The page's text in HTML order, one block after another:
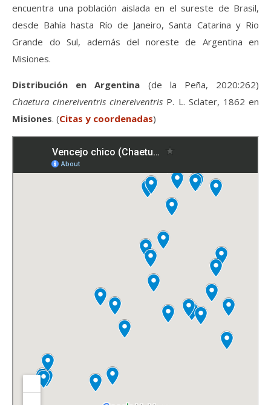
encuentra una población aislada en el sureste de Brasil,
desde Bahía hasta Río de Janeiro, Santa Catarina y Rio
Grande do Sul, además del noreste de Argentina en
Misiones.
Distribución en Argentina (de la Peña, 2020:262)
Chaetura cinereiventris cinereiventris P. L. Sclater, 1862 en
Misiones. (Citas y coordenadas)